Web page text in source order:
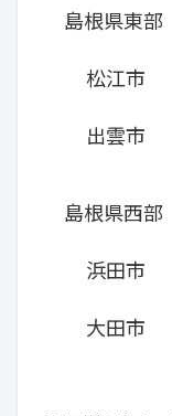
島根県東部
松江市
出雲市
島根県西部
浜田市
大田市